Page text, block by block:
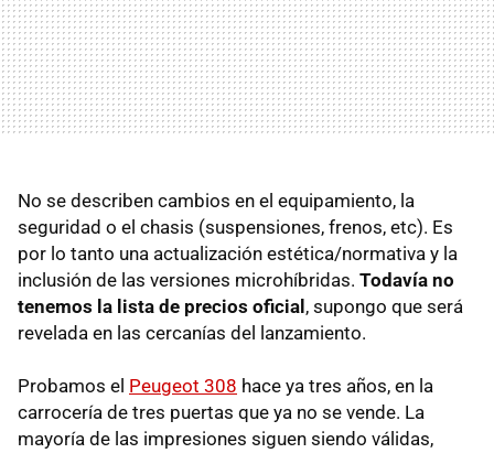
No se describen cambios en el equipamiento, la
seguridad o el chasis (suspensiones, frenos, etc). Es
por lo tanto una actualización estética/normativa y la
inclusión de las versiones microhíbridas. Todavía no
tenemos la lista de precios oficial , supongo que será
revelada en las cercanías del lanzamiento.
Probamos el Peugeot 308 hace ya tres años, en la
carrocería de tres puertas que ya no se vende. La
mayoría de las impresiones siguen siendo válidas,